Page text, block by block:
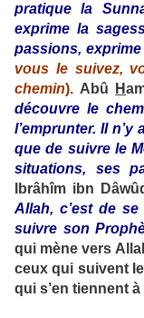
pratique la
exprime la
passions, exprime
vous le suivez,
chemin). Abû H
découvre le
l’emprunter. Il n’y
que de suivre le
situations, ses
Ibrâhîm ibn
Allah, c’est de
suivre son
qui mène vers
ceux qui suivent
qui s’en tiennent